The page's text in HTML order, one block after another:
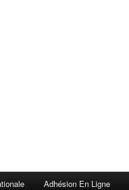
Adhésion En Ligne